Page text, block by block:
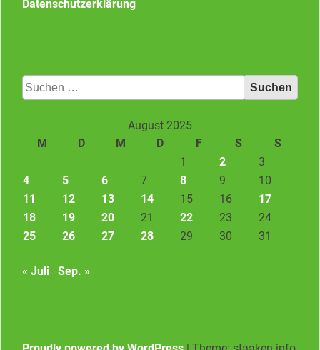
Datenschutzerklärung
Suchen
nach:
August 2025
M
D M D F S
S
1
2
3
4
5 6 7 8 9
10
11
12 13 14 15 16
17
18
19 20 21 22 23
24
25
26 27 28 29 30 31
« Juli Sep. »